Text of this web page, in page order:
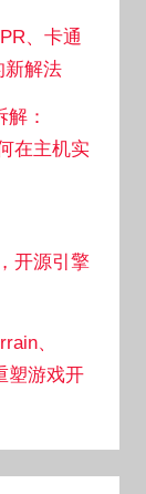
、卡通
新解法
：
在主机实
开源引擎
、
塑游戏开